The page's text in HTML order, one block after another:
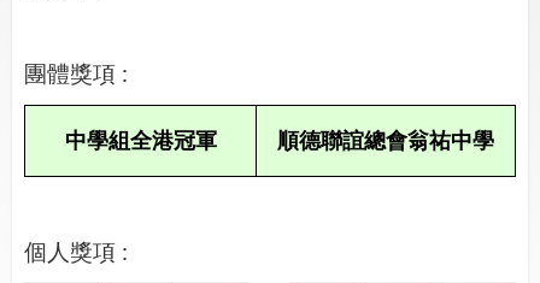
團體獎項 :
中學組全港冠軍 順德聯誼總會翁祐中學
個人獎項 :